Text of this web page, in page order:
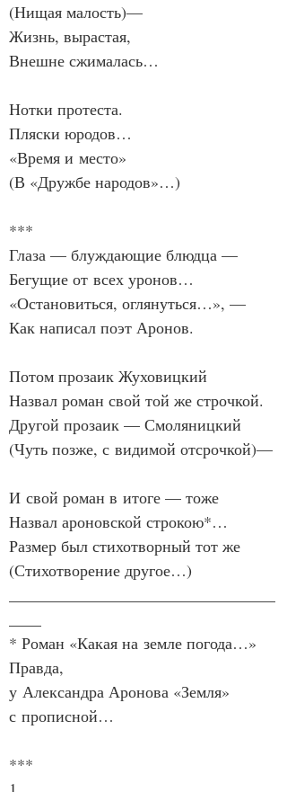
(Нищая малость)—
Жизнь, вырастая,
Внешне сжималась…
Нотки протеста.
Пляски юродов…
«Время и место»
(В «Дружбе народов»…)
***
Глаза — блуждающие блюдца —
Бегущие от всех уронов…
«Остановиться, оглянуться…», —
Как написал поэт Аронов.
Потом прозаик Жуховицкий
Назвал роман свой той же строчкой.
Другой прозаик — Смоляницкий
(Чуть позже, с видимой отсрочкой)—
И свой роман в итоге — тоже
Назвал ароновской строкою*…
Размер был стихотворный тот же
(Стихотворение другое…)
* Роман «Какая на земле погода…»
Правда,
у Александра Аронова «Земля»
с прописной…
***